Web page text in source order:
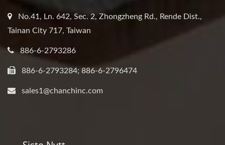
No.41, Ln. 642, Sec. 2, Zhongzheng Rd., Rende Dist.,
Tainan City 717, Taiwan
886-6-2793286
886-6-2793284; 886-6-2796474
sales1@chanchinc.com